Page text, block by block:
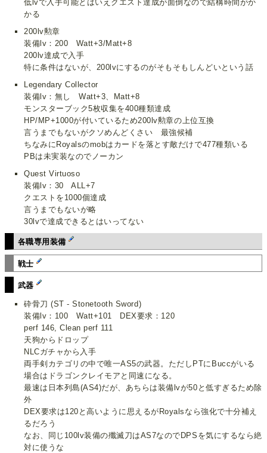
低lvで入手可能とはいえクエスト達成が面倒なので結構時間がか
かる
200lv勲章
装備lv：200 Watt+3/Matt+8
200lv達成で入手
特に条件はないが、200lvにするのがそもそもしんどいという話
Legendary Collector
装備lv：無し Watt+3、Matt+8
モンスターブック5枚収集を400種類達成
HP/MP+1000が付いているため200lv勲章の上位互換
言うまでもないがクソめんどくさい 最強候補
ちなみにRoyalsのmobはカードを落とす敵だけで477種類いる
PBは未実装なのでノーカン
Quest Virtuoso
装備lv：30 ALL+7
クエストを1000個達成
言うまでもないが略
30lvで達成できるとはいってない
各職専用装備
戦士
武器
砕骨刀 (ST - Stonetooth Sword)
装備lv：100 Watt+101 DEX要求：120
perf 146, Clean perf 111
天狗からドロップ
NLCガチャから入手
両手剣カテゴリの中で唯一AS5の武器。ただしPTにBuccがいる
場合はドラゴンクレイモアと同速になる。
最速は日本列島(AS4)だが、あちらは装備lvが50と低すぎるため除
外
DEX要求は120と高いように思えるがRoyalsなら強化で十分補え
るだろう
なお、同じ100lv装備の殲滅刀はAS7なのでDPSを気にするなら絶
対に使うな